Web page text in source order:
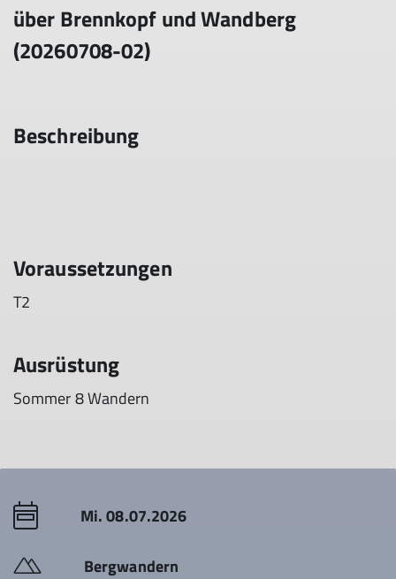
über Brennkopf und Wandberg
(20260708-02)
Beschreibung
Voraussetzungen
T2
Ausrüstung
Sommer 8 Wandern
Mi. 08.07.2026
Bergwandern